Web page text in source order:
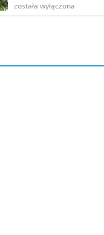
została wyłączona